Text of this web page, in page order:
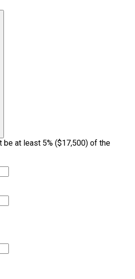
be at least 5% ($17,500) of the